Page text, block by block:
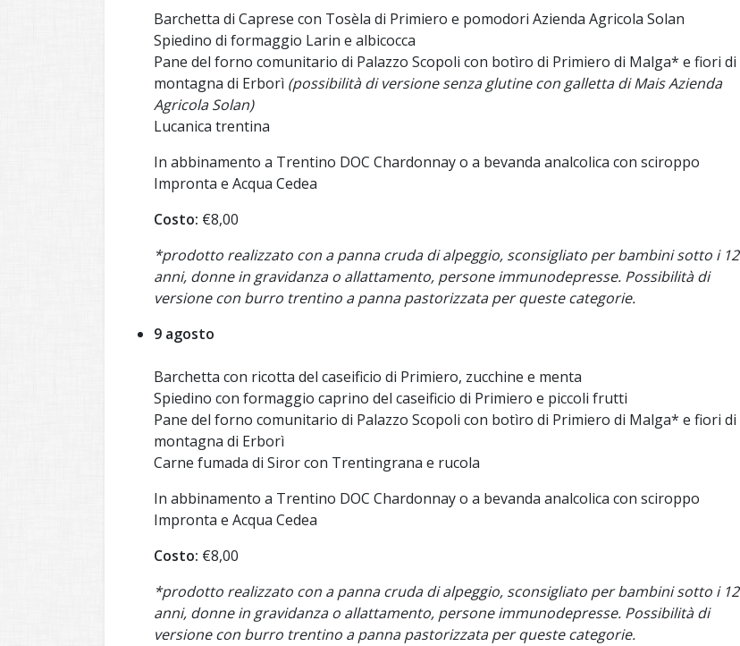
Barchetta di Caprese con Tosèla di Primiero e pomodori Azienda Agricola Solan
Spiedino di formaggio Larin e albicocca
Pane del forno comunitario di Palazzo Scopoli con botìro di Primiero di Malga* e fiori di
montagna di Erborì (possibilità di versione senza glutine con galletta di Mais Azienda
Agricola Solan)
Lucanica trentina
In abbinamento a Trentino DOC Chardonnay o a bevanda analcolica con sciroppo
Impronta e Acqua Cedea
Costo: €8,00
*prodotto realizzato con a panna cruda di alpeggio, sconsigliato per bambini sotto i 12
anni, donne in gravidanza o allattamento, persone immunodepresse. Possibilità di
versione con burro trentino a panna pastorizzata per queste categorie.
9 agosto
Barchetta con ricotta del caseificio di Primiero, zucchine e menta
Spiedino con formaggio caprino del caseificio di Primiero e piccoli frutti
Pane del forno comunitario di Palazzo Scopoli con botìro di Primiero di Malga* e fiori di
montagna di Erborì
Carne fumada di Siror con Trentingrana e rucola
In abbinamento a Trentino DOC Chardonnay o a bevanda analcolica con sciroppo
Impronta e Acqua Cedea
Costo: €8,00
*prodotto realizzato con a panna cruda di alpeggio, sconsigliato per bambini sotto i 12
anni, donne in gravidanza o allattamento, persone immunodepresse. Possibilità di
versione con burro trentino a panna pastorizzata per queste categorie.